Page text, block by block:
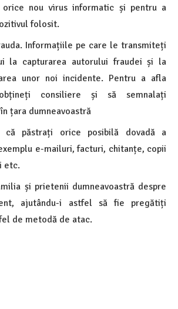
orice nou virus informatic și pentru a
folosit.
Informațiile pe care le transmiteți
la capturarea autorului fraudei și la
unor noi incidente. Pentru a afla
consiliere și să semnalați
țara dumneavoastră
că păstrați orice posibilă dovadă a
e-mailuri, facturi, chitanțe, copii
etc.
și prietenii dumneavoastră despre
ajutându-i astfel să fie pregătiți
de metodă de atac.